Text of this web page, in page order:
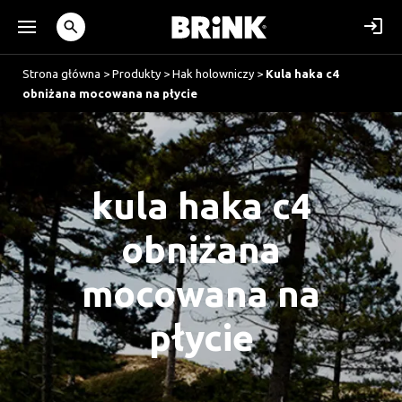
Strona główna > Produkty > Hak holowniczy > Kula haka c4
obniżana mocowana na płycie
kula haka c4
obniżana
mocowana na
płycie